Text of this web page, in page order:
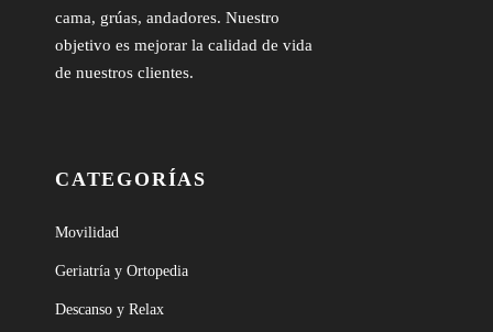
cama, grúas, andadores. Nuestro
objetivo es mejorar la calidad de vida
de nuestros clientes.
CATEGORÍAS
Movilidad
Geriatría y Ortopedia
Descanso y Relax